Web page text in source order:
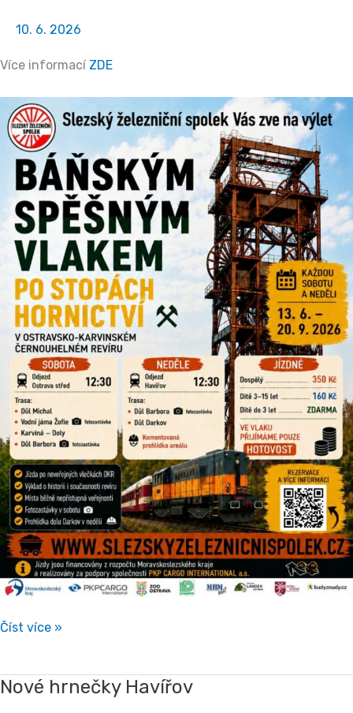
10. 6. 2026
Více informací ZDE
stopách
Číst více »
Nové hrnečky Havířov
Nové